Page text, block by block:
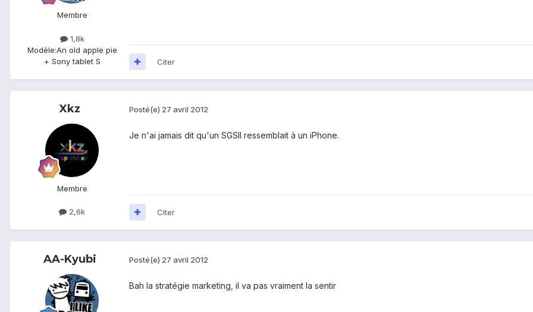
Membre
1,8k
Modèle:An old apple pie
+ Sony tablet S
Citer
Xkz
Membre
2,6k
Posté(e) 27 avril 2012
Je n'ai jamais dit qu'un SGSII ressemblait à un iPhone.
Citer
AA-Kyubi Posté(e) 27 avril 2012
Bah la stratégie marketing, il va pas vraiment la sentir